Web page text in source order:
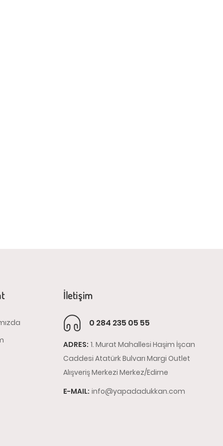
İletişim
0 284 235 05 55
ADRES: 1. Murat Mahallesi Haşim İşcan
Caddesi Atatürk Bulvarı Margi Outlet
Alışveriş Merkezi Merkez/Edirne
E-MAIL: info@yapadadukkan.com